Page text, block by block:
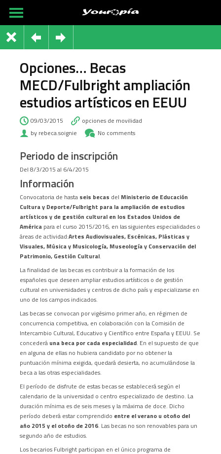
Opciones… Becas
MECD/Fulbright ampliación
estudios artísticos en EEUU
09/03/2015
opciones de movilidad
by rebeca.soignie
No comments
Periodo de inscripción
Del 8/3/2015 al 6/4/2015
Información
Convocatoria de hasta seis becas del Ministerio de Educación
Cultura y Deporte/Fulbright para la ampliación de estudios
artísticos y de gestión cultural en los Estados Unidos de
América para el curso 2015/2016, en las siguientes especialidades o
áreas de actividad:Artes Audiovisuales, Escénicas, Plásticas y
Visuales, Música y Musicología, Museología y Conservación del
Patrimonio, Gestión Cultural.
La finalidad de las becas es contribuir a la formación de los
españoles que deseen ampliar estudios artísticos o de gestión
cultural en universidades y centros de dicho país y especializarse en
uno de los campos indicados.
Las becas se convocan por vigésimo primer año, en régimen de
concurrencia competitiva, en colaboración con la Comisión de
Intercambio Cultural, Educativo y Científico entre España y EEUU. Se
concederá una beca por cada especialidad. En el supuesto de que
en alguna de ellas no hubiera candidato por no obtener la
puntuación mínima exigida, quedará desierta, no acumulándose la
beca a las otras especialidades.
El período de disfrute de estas becas se establecerá según el
calendario de la universidad o centro especializado de destino. La
duración mínima es de seis meses y la máxima de doce. Dicho
período deberá estar comprendido entre el verano u otoño del
año 2015 y el otoño de 2016. Las becas no son renovables para un
segundo año de estudios.
Los becarios Fulbright participan en el único programa de